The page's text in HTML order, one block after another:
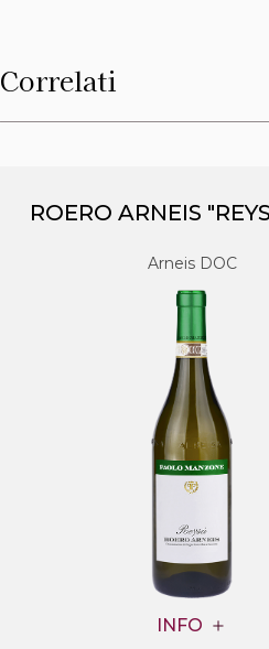
Correlati
ROERO ARNEIS
Arneis DOC
INFO